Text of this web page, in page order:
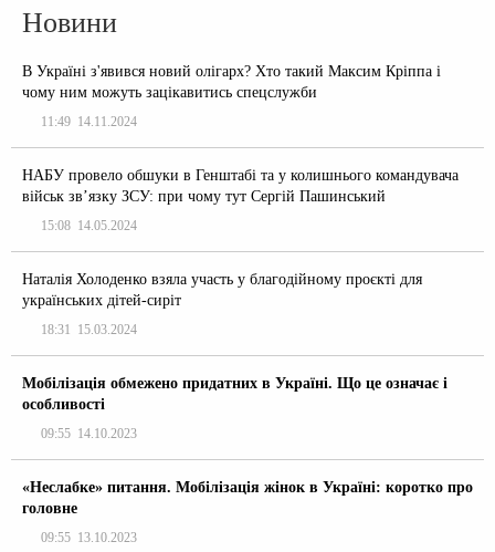
Новини
В Україні з'явився новий олігарх? Хто такий Максим Кріппа і
чому ним можуть зацікавитись спецслужби
11:49 14.11.2024
НАБУ провело обшуки в Генштабі та у колишнього командувача
військ зв’язку ЗСУ: при чому тут Сергій Пашинський
15:08 14.05.2024
Наталія Холоденко взяла участь у благодійному проєкті для
українських дітей-сиріт
18:31 15.03.2024
Мобілізація обмежено придатних в Україні. Що це означає і
особливості
09:55 14.10.2023
«Неслабке» питання. Мобілізація жінок в Україні: коротко про
головне
09:55 13.10.2023